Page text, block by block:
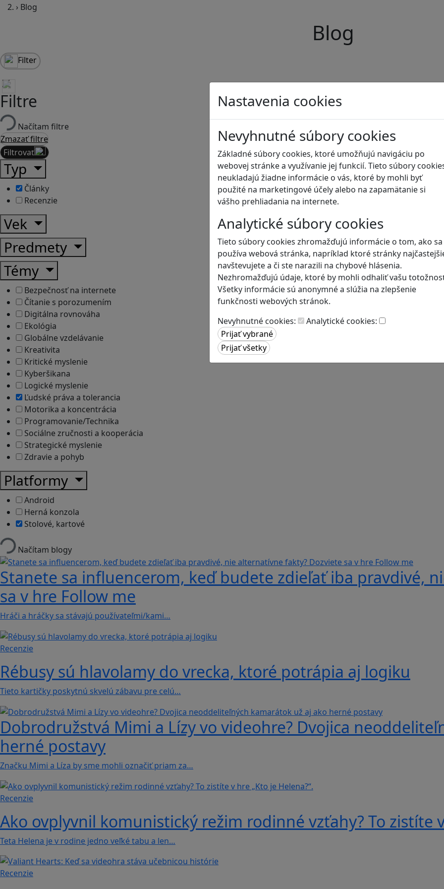
Nastavenia cookies
Nevyhnutné súbory cookies
Základné súbory cookies, ktoré umožňujú navigáciu po
webovej stránke a využívanie jej funkcií. Tieto súbory
neukladajú žiadne informácie o vás, ktoré by mohli byť
použité na marketingové účely alebo na zapamätanie si
vášho prehliadania na internete.
Analytické súbory cookies
Tieto súbory cookies zhromažďujú informácie o tom, ako sa
používa webová stránka, napríklad ktoré stránky
navštevujete a či ste narazili na chybové hlásenia.
Nezhromažďujú údaje, ktoré by mohli odhaliť vašu
Všetky informácie sú anonymné a slúžia na zlepšenie
funkčnosti webových stránok.
Nevyhnutné cookies:
Analytické cookies:
› Blog
Blog
Filter
Filtre
Načítam filtre
Zmazať filtre
Filtrovať
Typ
Články
Recenzie
Vek
Predmety
Témy
Bezpečnosť na internete
Čítanie s porozumením
Digitálna rovnováha
Ekológia
Globálne vzdelávanie
Kreativita
Kritické myslenie
Kyberšikana
Logické myslenie
Ľudské práva a tolerancia
Motorika a koncentrácia
Programovanie/Technika
Sociálne zručnosti a kooperácia
Strategické myslenie
Zdravie a pohyb
Platformy
Android
Herná konzola
Stolové, kartové
Načítam blogy
Stanete sa influencerom, keď budete zdieľať iba pravdivé,
sa v hre Follow me
Hráči a hráčky sa stávajú používateľmi/kami…
Recenzie
Rébusy sú hlavolamy do vrecka, ktoré potrápia aj logiku
Tieto kartičky poskytnú skvelú zábavu pre celú…
Dobrodružstvá Mimi a Lízy vo videohre? Dvojica
herné postavy
Značku Mimi a Líza by sme mohli označiť priam za…
Recenzie
Ako ovplyvnil komunistický režim rodinné vzťahy? To zistíte
Teta Helena je v rodine jedno veľké tabu a len…
Recenzie